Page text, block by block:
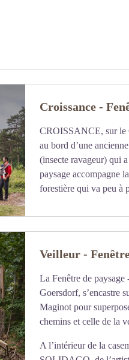
plein écran
plein écran
Croissance -
CROISSANCE, sur le
au bord d’une
(insecte ravageur) qui
paysage accompagne
forestière qui va peu à
Veilleur -
La Fenêtre de
Goersdorf, s’encastre
Maginot pour
chemins et celle de la
A l’intérieur de la